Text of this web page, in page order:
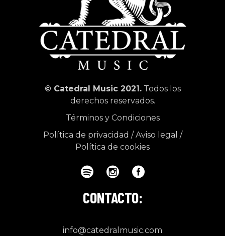
© Catedral Music 2021.Todos los
derechos reservados.
Términos y Condiciones
Política de privacidad /Aviso legal /
Política de cookies
CONTACTO:
info@catedralmusic.com